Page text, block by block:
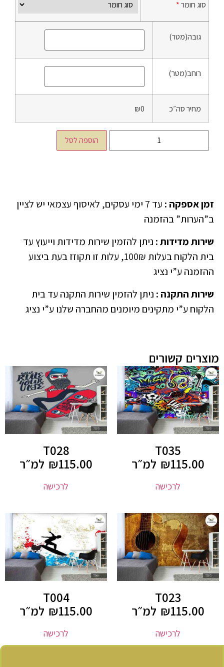
סוג חומר*
גובה(מטר)
רוחב(מטר)
מחיר סה״כ ₪0
הוספה לסל
זמן אספקה :
עד 7 ימי עסקים, לאיסוף עצמאי יש לציין
ב”הערות” בהזמנה
שירות מדידות: ניתן להזמין שירות מדידות וייעוץ עד
בית הלקוח בעלות 100₪, עלות זו תקוזז בעת ביצוע
ההזמנה ע”י נציג
שירות התקנה : ניתן להזמין שירות התקנה עד בית
הלקוח ע”י מתקינים מיומנים מהחברה שלנו ע”י נציג
מוצרים קשורים
T035
₪115.00 למ״ר
לרכישה
T028
₪115.00 למ״ר
לרכישה
T023
₪115.00 למ״ר
לרכישה
T004
₪115.00 למ״ר
לרכישה